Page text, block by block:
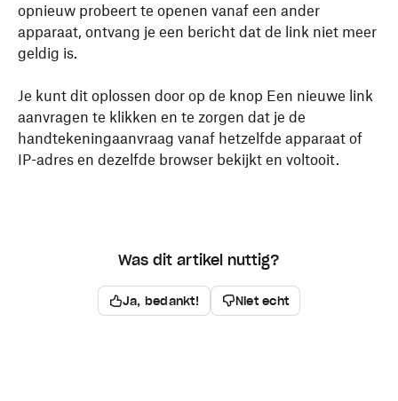
opnieuw probeert te openen vanaf een ander
apparaat, ontvang je een bericht dat de link niet meer
geldig is.
Je kunt dit oplossen door op de knop Een nieuwe link
aanvragen te klikken en te zorgen dat je de
handtekeningaanvraag vanaf hetzelfde apparaat of
IP-adres en dezelfde browser bekijkt en voltooit.
Was dit artikel nuttig?
Ja, bedankt! Niet echt